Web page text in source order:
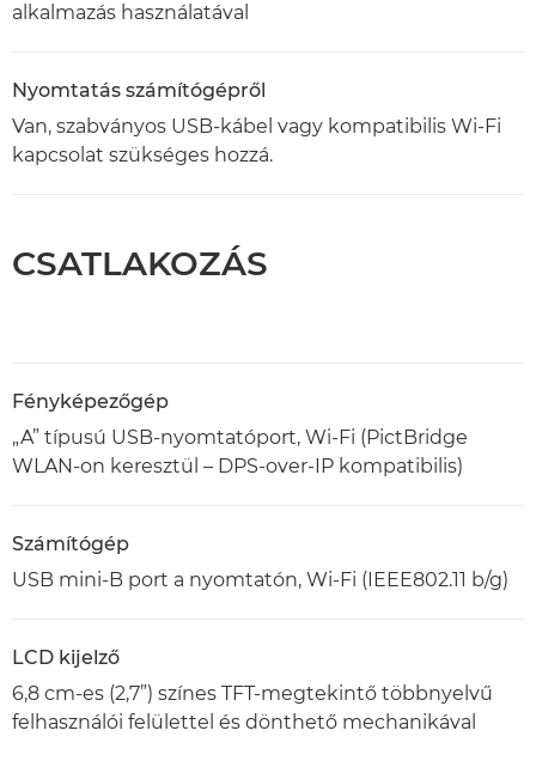
alkalmazás használatával
Nyomtatás számítógépről
Van, szabványos USB-kábel vagy kompatibilis Wi-Fi
kapcsolat szükséges hozzá.
CSATLAKOZÁS
Fényképezőgép
„A” típusú USB-nyomtatóport, Wi-Fi (PictBridge
WLAN-on keresztül – DPS-over-IP kompatibilis)
Számítógép
USB mini-B port a nyomtatón, Wi-Fi (IEEE802.11 b/g)
LCD kijelző
6,8 cm-es (2,7”) színes TFT-megtekintő többnyelvű
felhasználói felülettel és dönthető mechanikával